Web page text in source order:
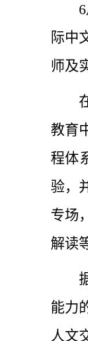
际中
师及
教育
程体
验，
专场
解读
能力
人文